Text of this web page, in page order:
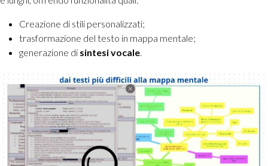
Creazione di stili personalizzati;
trasformazione del testo in mappa mentale;
generazione di sintesi vocale